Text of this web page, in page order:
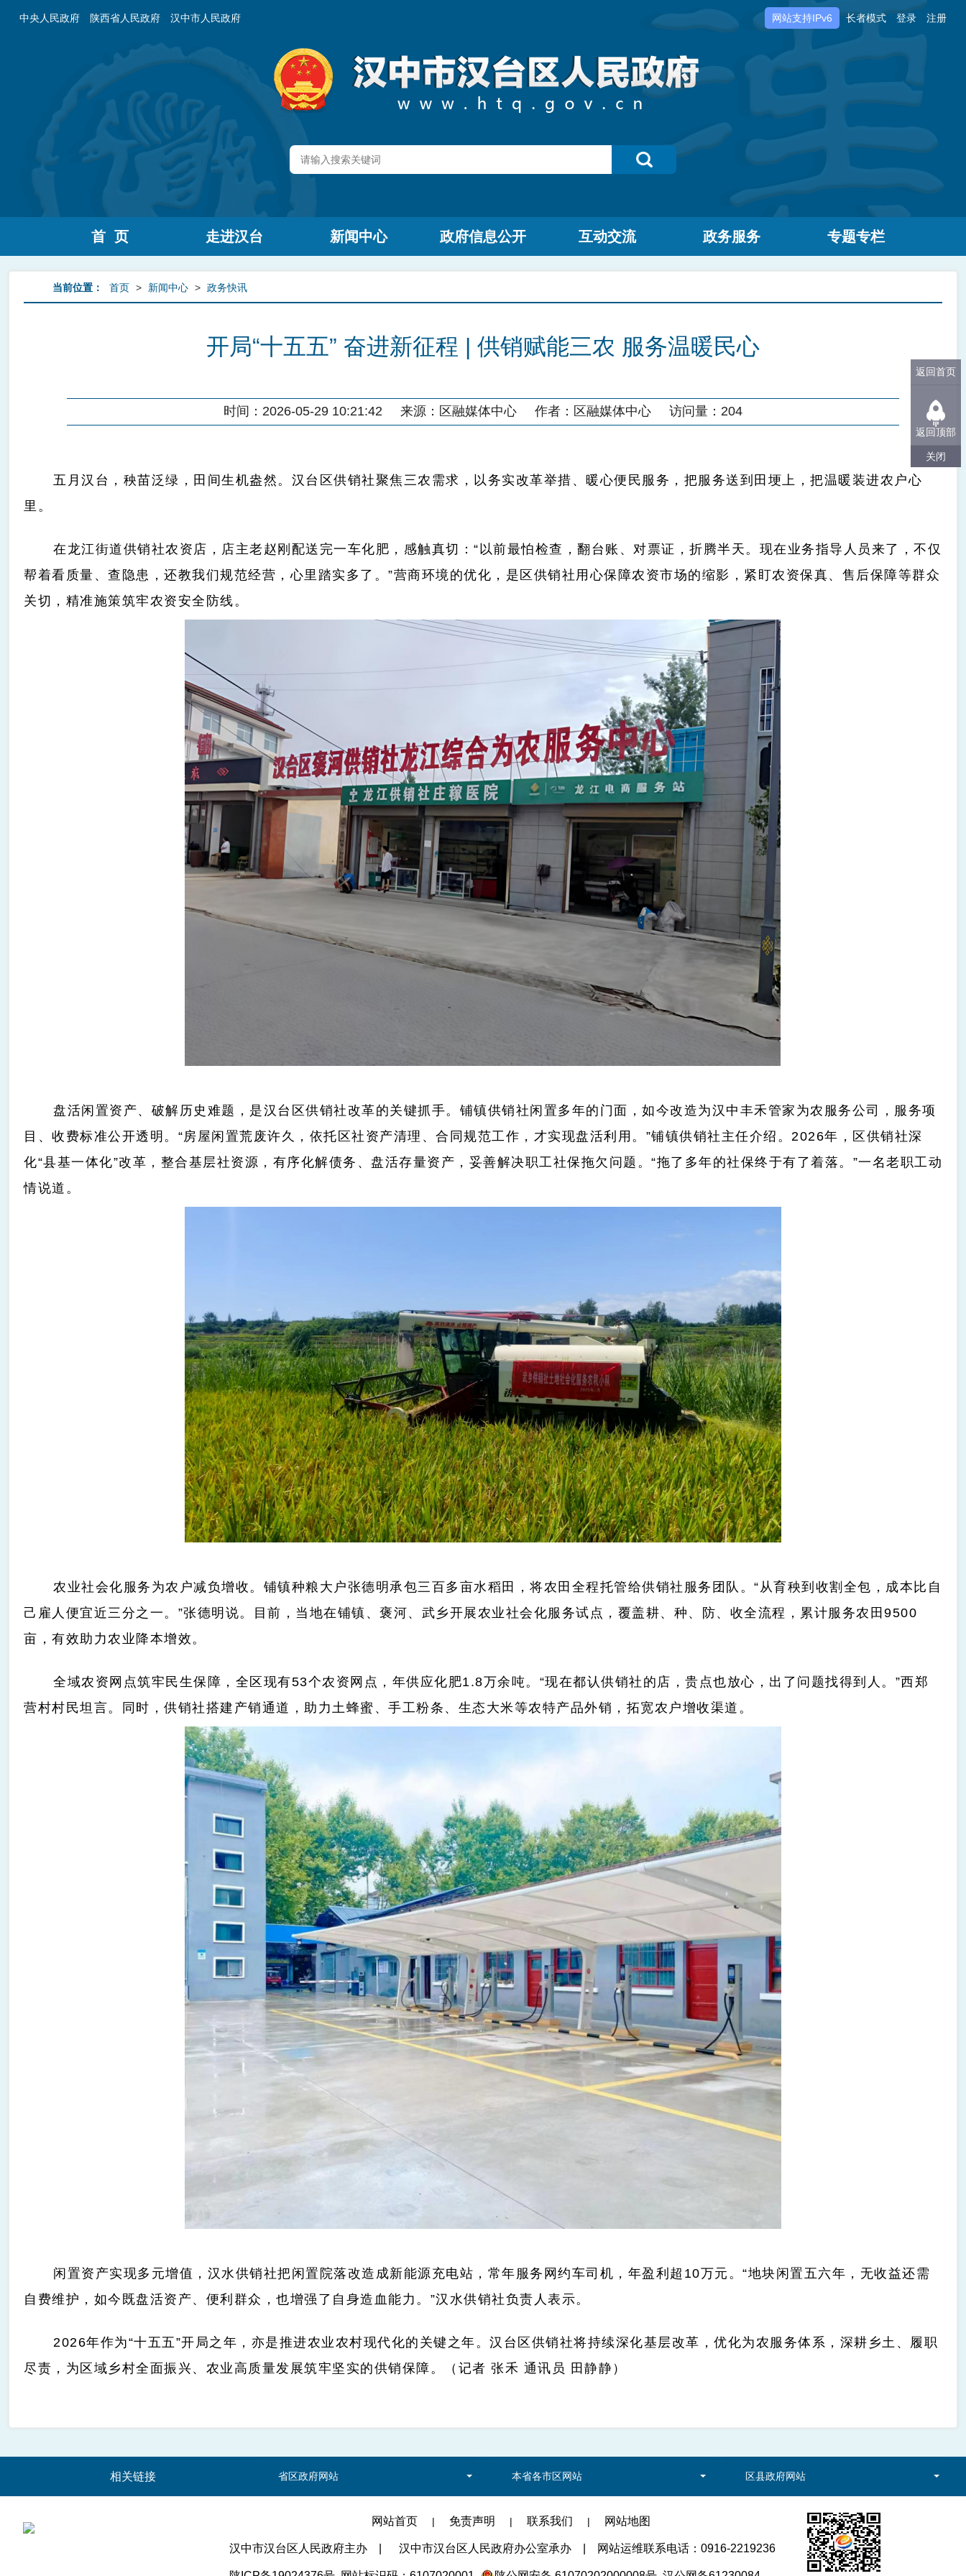
中央人民政府 陕西省人民政府 汉中市人民政府 网站支持IPv6 长者模式 登录 注册
首 页 走进汉台 新闻中心 政府信息公开 互动交流 政务服务 专题专栏
当前位置： 首页 > 新闻中心 > 政务快讯
开局“十五五” 奋进新征程 | 供销赋能三农 服务温暖民心
时间：2026-05-29 10:21:42 来源： 区融媒体中心 作者： 区融媒体中心 访问量： 204
五月汉台，秧苗泛绿，田间生机盎然。汉台区供销社聚焦三农需求，以务实改革举措、暖心便民服务，把服务送到田埂上，把温暖装进农户心
里。
在龙江街道供销社农资店，店主老赵刚配送完一车化肥，感触真切：“以前最怕检查，翻台账、对票证，折腾半天。现在业务指导人员来了，不仅
帮着看质量、查隐患，还教我们规范经营，心里踏实多了。”营商环境的优化，是区供销社用心保障农资市场的缩影，紧盯农资保真、售后保障等群众
关切，精准施策筑牢农资安全防线。
盘活闲置资产、破解历史难题，是汉台区供销社改革的关键抓手。铺镇供销社闲置多年的门面，如今改造为汉中丰禾管家为农服务公司，服务项
目、收费标准公开透明。“房屋闲置荒废许久，依托区社资产清理、合同规范工作，才实现盘活利用。”铺镇供销社主任介绍。2026年，区供销社深
化“县基一体化”改革，整合基层社资源，有序化解债务、盘活存量资产，妥善解决职工社保拖欠问题。“拖了多年的社保终于有了着落。”一名老职工动
情说道。
农业社会化服务为农户减负增收。铺镇种粮大户张德明承包三百多亩水稻田，将农田全程托管给供销社服务团队。“从育秧到收割全包，成本比自
己雇人便宜近三分之一。”张德明说。目前，当地在铺镇、褒河、武乡开展农业社会化服务试点，覆盖耕、种、防、收全流程，累计服务农田9500
亩，有效助力农业降本增效。
全域农资网点筑牢民生保障，全区现有53个农资网点，年供应化肥1.8万余吨。“现在都认供销社的店，贵点也放心，出了问题找得到人。”西郑
营村村民坦言。同时，供销社搭建产销通道，助力土蜂蜜、手工粉条、生态大米等农特产品外销，拓宽农户增收渠道。
闲置资产实现多元增值，汉水供销社把闲置院落改造成新能源充电站，常年服务网约车司机，年盈利超10万元。“地块闲置五六年，无收益还需
自费维护，如今既盘活资产、便利群众，也增强了自身造血能力。”汉水供销社负责人表示。
2026年作为“十五五”开局之年，亦是推进农业农村现代化的关键之年。汉台区供销社将持续深化基层改革，优化为农服务体系，深耕乡土、履职
尽责，为区域乡村全面振兴、农业高质量发展筑牢坚实的供销保障。（记者 张禾 通讯员 田静静）
相关链接 省区政府网站 本省各市区网站 区县政府网站
网站首页 | 免责声明 | 联系我们 | 网站地图
汉中市汉台区人民政府主办 汉中市汉台区人民政府办公室承办 网站运维联系电话：0916-2219236
返回首页
返回顶部
关闭